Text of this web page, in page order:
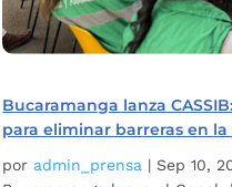
Bucaramanga lanza
para eliminar barreras en
por admin_prensa | Sep 10,